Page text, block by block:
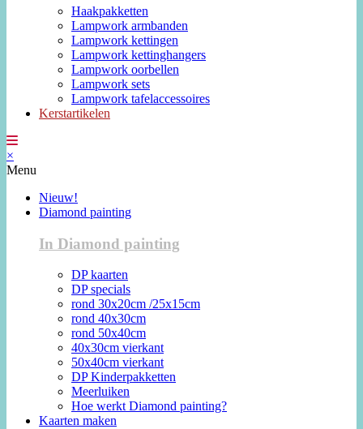
Haakpakketten
Lampwork armbanden
Lampwork kettingen
Lampwork kettinghangers
Lampwork oorbellen
Lampwork sets
Lampwork tafelaccessoires
Kerstartikelen
×
Menu
Nieuw!
Diamond painting
In Diamond painting
DP kaarten
DP specials
rond 30x20cm /25x15cm
rond 40x30cm
rond 50x40cm
40x30cm vierkant
50x40cm vierkant
DP Kinderpakketten
Meerluiken
Hoe werkt Diamond painting?
Kaarten maken